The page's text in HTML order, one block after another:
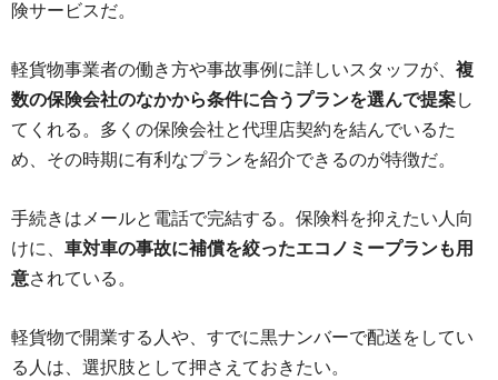
険サービスだ。
軽貨物事業者の働き方や事故事例に詳しいスタッフが、 複
数の保険会社のなかから条件に合うプランを選んで提案し
てくれる。多くの保険会社と代理店契約を結んでいるた
め、その時期に有利なプランを紹介できるのが特徴だ。
手続きはメールと電話で完結する。保険料を抑えたい人向
けに、 車対車の事故に補償を絞ったエコノミープランも用
意されている。
軽貨物で開業する人や、すでに黒ナンバーで配送をしてい
る人は、選択肢として押さえておきたい。